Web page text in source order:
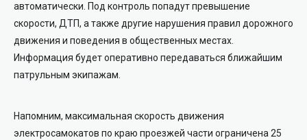
автоматически. Под контроль попадут превышение
скорости, ДТП, а также другие нарушения правил дорожного
движения и поведения в общественных местах.
Информация будет оперативно передаваться ближайшим
патрульным экипажам.
Напомним, максимальная скорость движения
электросамокатов по краю проезжей части ограничена 25